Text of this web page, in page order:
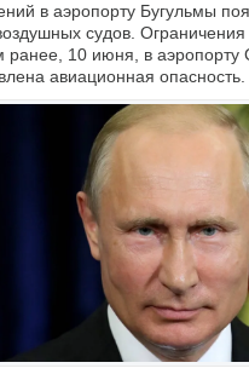
в аэропорту Бугульмы
судов.
ранее, 10 июня, в аэропорту
авиационная опасность.